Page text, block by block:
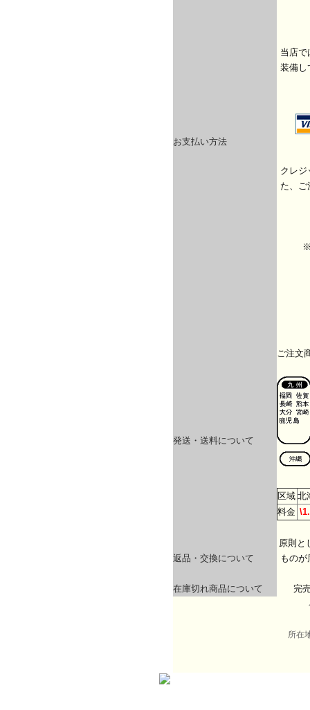
お支払い方法
当店で
装備し
クレジ
た、ご
発送・送料について
ご注文
区域 北
料金
返品・交換について
原則と
もの
在庫切れ商品について 完
所在